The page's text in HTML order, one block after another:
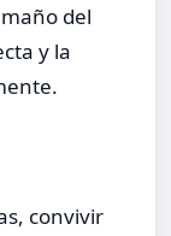
del
y la
convivir